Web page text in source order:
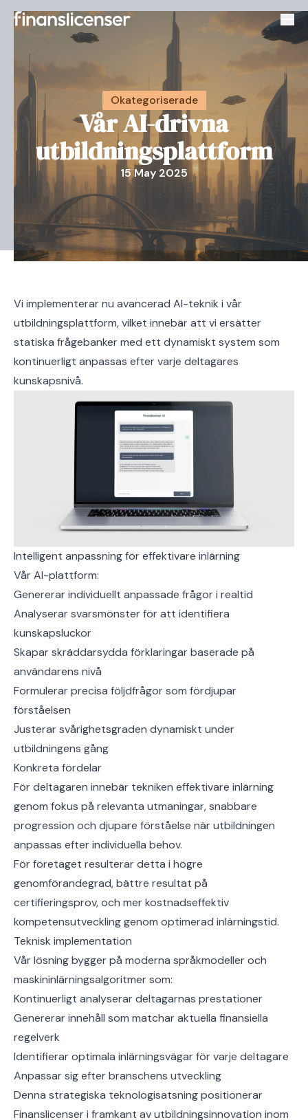
Okategoriserade
Vår AI-drivna
utbildningsplattform
15 May 2025
Vi implementerar nu avancerad AI-teknik i vår
utbildningsplattform, vilket innebär att vi ersätter
statiska frågebanker med ett dynamiskt system som
kontinuerligt anpassas efter varje deltagares
kunskapsnivå.
Intelligent anpassning för effektivare inlärning
Vår AI-plattform:
Genererar individuellt anpassade frågor i realtid
Analyserar svarsmönster för att identifiera
kunskapsluckor
Skapar skräddarsydda förklaringar baserade på
användarens nivå
Formulerar precisa följdfrågor som fördjupar
förståelsen
Justerar svårighetsgraden dynamiskt under
utbildningens gång
Konkreta fördelar
För deltagaren innebär tekniken effektivare inlärning
genom fokus på relevanta utmaningar, snabbare
progression och djupare förståelse när utbildningen
anpassas efter individuella behov.
För företaget resulterar detta i högre
genomförandegrad, bättre resultat på
certifieringsprov, och mer kostnadseffektiv
kompetensutveckling genom optimerad inlärningstid.
Teknisk implementation
Vår lösning bygger på moderna språkmodeller och
maskininlärningsalgoritmer som:
Kontinuerligt analyserar deltagarnas prestationer
Genererar innehåll som matchar aktuella finansiella
regelverk
Identifierar optimala inlärningsvägar för varje deltagare
Anpassar sig efter branschens utveckling
Denna strategiska teknologisatsning positionerar
Finanslicenser i framkant av utbildningsinnovation inom